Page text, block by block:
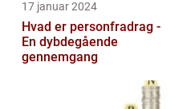
17 januar 2024
Hvad er personfradrag -
En dybdegående
gennemgang